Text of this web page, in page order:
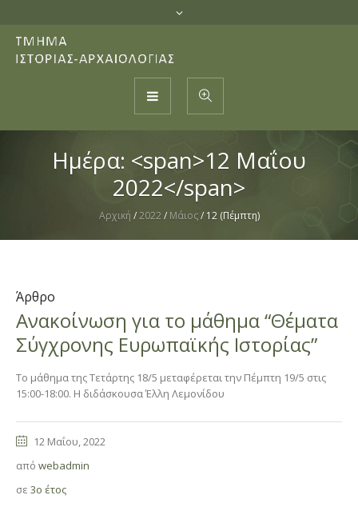
Ημέρα: <span>12 Μαΐου
2022</span>
Αρχική /2022 / Μάιος / 12 (Πέμπτη)
Άρθρο
Ανακοίνωση για το μάθημα “Θέματα
Σύγχρονης Ευρωπαϊκής Ιστορίας”
Το μάθημα της Τετάρτης 18/5 μεταφέρεται την Πέμπτη 19/5 στις
15:00-18:00. Η διδάσκουσα Έλλη Λεμονίδου
12 Μαΐου, 2022
από webadmin
σε 3ο έτος